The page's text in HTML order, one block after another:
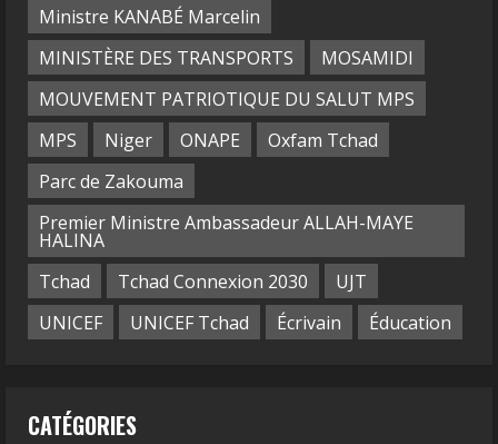
Ministre KANABÉ Marcelin
MINISTÈRE DES TRANSPORTS
MOSAMIDI
MOUVEMENT PATRIOTIQUE DU SALUT MPS
MPS
Niger ONAPE
Oxfam Tchad
Parc de Zakouma
Premier Ministre Ambassadeur ALLAH-MAYE
HALINA
Tchad
Tchad Connexion 2030
UJT
UNICEF
UNICEF Tchad Écrivain Éducation
CATÉGORIES